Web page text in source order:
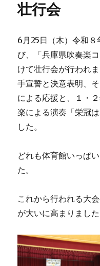
壮行会
6月25日（木）令和８
び、「兵庫県吹奏楽
けて壮行会が行われ
手宣誓と決意表明、
による応援と、１・
楽による演奏「栄冠
した。
どれも体育館いっぱ
た。
これから行われる大
が大いに高まりました